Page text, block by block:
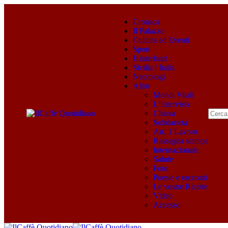
Cronaca
Il Palazzo
Cultura ed Eventi
Sport
Hinterland
Sicilia / Italia
Necrologi
Altro
Mondi Vitali
L’Intervista
Chiesa
Solidarietà
Art. 1 Lavoro
Rassegna stampa
Internazionale
Salute
Foto
Poesie e racconti
Le vostre Ricette
Video
Accesso